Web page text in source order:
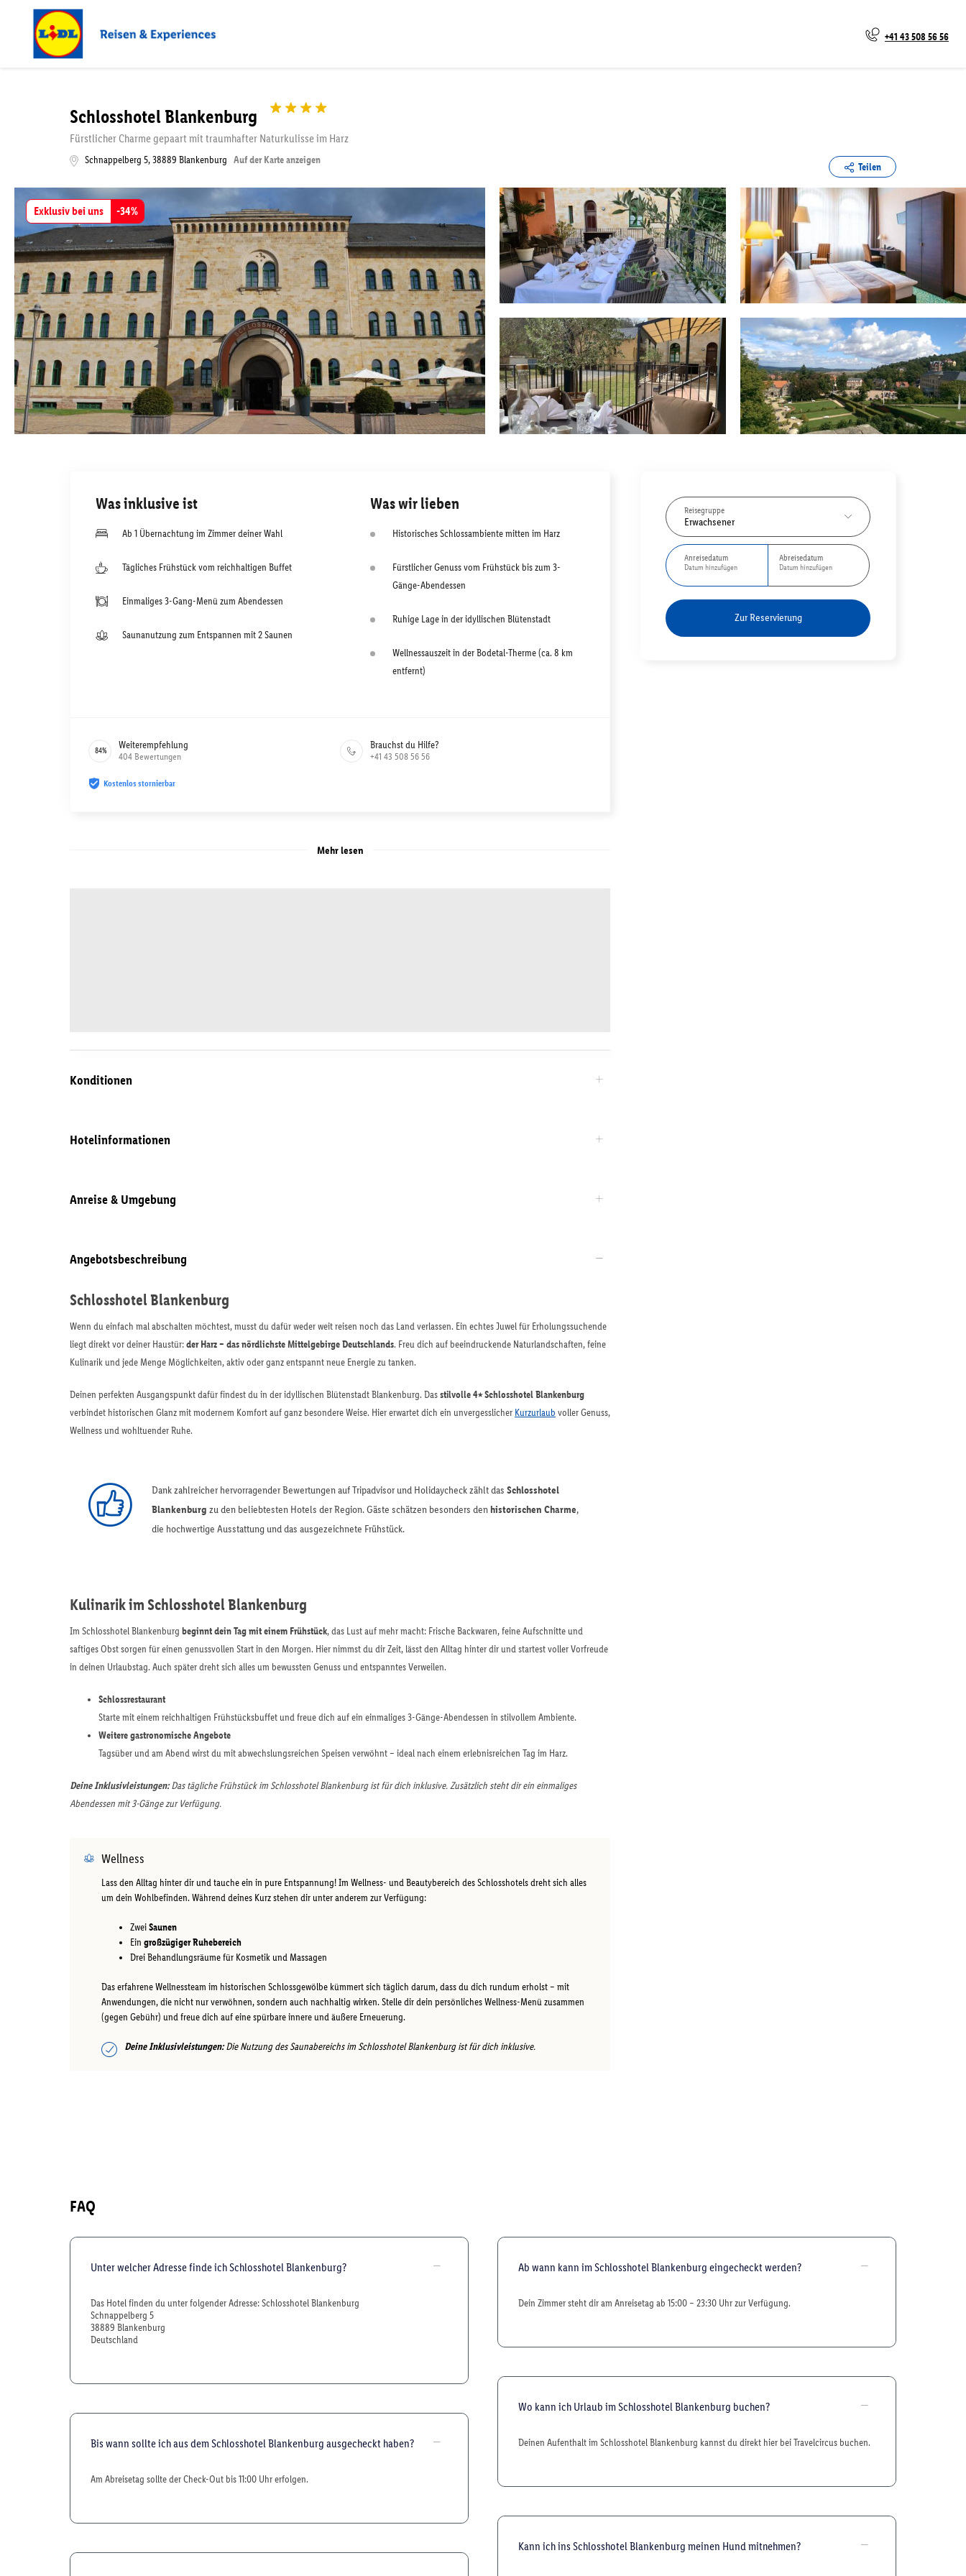
+41 43 508 56 56
Schlosshotel Blankenburg
Fürstlicher Charme gepaart mit traumhafter Naturkulisse im Harz
Schnappelberg 5,38889 Blankenburg Auf der Karte anzeigen
Teilen
Exklusiv bei uns -34%
Reisegruppe
Erwachsener
Anreisedatum
Datum hinzufügen
Abreisedatum
Datum hinzufügen
Zur Reservierung
Was inklusive ist
Ab 1 Übernachtung im Zimmer deiner Wahl
Tägliches Frühstück vom reichhaltigen Buffet
Einmaliges 3-Gang-Menü zum Abendessen
Saunanutzung zum Entspannen mit 2 Saunen
Was wir lieben
Historisches Schlossambiente mitten im Harz
Fürstlicher Genuss vom Frühstück bis zum 3-
Gänge-Abendessen
Ruhige Lage in der idyllischen Blütenstadt
Wellnessauszeit in der Bodetal-Therme (ca. 8 km
entfernt)
84% Weiterempfehlung
404 Bewertungen
Brauchst du Hilfe?
+41 43 508 56 56
Kostenlos stornierbar
Mehr lesen
Konditionen
Hotelinformationen
Anreise & Umgebung
Angebotsbeschreibung
Schlosshotel Blankenburg
Wenn du einfach mal abschalten möchtest, musst du dafür weder weit reisen noch das Land verlassen. Ein echtes Juwel für Erholungssuchende
liegt direkt vor deiner Haustür:der Harz – das nördlichste Mittelgebirge Deutschlands. Freu dich auf beeindruckende Naturlandschaften, feine
Kulinarik und jede Menge Möglichkeiten, aktiv oder ganz entspannt neue Energie zu tanken.
Deinen perfekten Ausgangspunkt dafür findest du in der idyllischen Blütenstadt Blankenburg. Dasstilvolle 4⭑ Schlosshotel Blankenburg
verbindet historischen Glanz mit modernem Komfort auf ganz besondere Weise. Hier erwartet dich ein unvergesslicher Kurzurlaub voller Genuss,
Wellness und wohltuender Ruhe.
Dank zahlreicher hervorragender Bewertungen auf Tripadvisor und Holidaycheck zählt das Schlosshotel
Blankenburg zu den beliebtesten Hotels der Region. Gäste schätzen besonders denhistorischen Charme,
die hochwertige Ausstattung und das ausgezeichnete Frühstück.
Kulinarik im Schlosshotel Blankenburg
Im Schlosshotel Blankenburg beginnt dein Tag mit einem Frühstück, das Lust auf mehr macht: Frische Backwaren, feine Aufschnitte und
saftiges Obst sorgen für einen genussvollen Start in den Morgen. Hier nimmst du dir Zeit, lässt den Alltag hinter dir und startest voller Vorfreude
in deinen Urlaubstag. Auch später dreht sich alles um bewussten Genuss und entspanntes Verweilen.
Schlossrestaurant
Starte mit einem reichhaltigen Frühstücksbuffet und freue dich auf ein einmaliges 3-Gänge-Abendessen in stilvollem Ambiente.
Weitere gastronomische Angebote
Tagsüber und am Abend wirst du mit abwechslungsreichen Speisen verwöhnt – ideal nach einem erlebnisreichen Tag im Harz.
Deine Inklusivleistungen:Das tägliche Frühstück im Schlosshotel Blankenburg ist für dich inklusive. Zusätzlich steht dir ein einmaliges
Abendessen mit 3-Gänge zur Verfügung.
Wellness
Lass den Alltag hinter dir und tauche ein in pure Entspannung! Im Wellness- und Beautybereich des Schlosshotels dreht sich alles
um dein Wohlbefinden. Während deines Kurz stehen dir unter anderem zur Verfügung:
ZweiSaunen
Ein großzügiger Ruhebereich
Drei Behandlungsräume für Kosmetik und Massagen
Das erfahrene Wellnessteam im historischen Schlossgewölbe kümmert sich täglich darum, dass du dich rundum erholst – mit
Anwendungen, die nicht nur verwöhnen, sondern auch nachhaltig wirken. Stelle dir dein persönliches Wellness-Menü zusammen
(gegen Gebühr) und freue dich auf eine spürbare innere und äußere Erneuerung.
Deine Inklusivleistungen:Die Nutzung des Saunabereichs im Schlosshotel Blankenburg ist für dich inklusive.
FAQ
Unter welcher Adresse finde ich Schlosshotel Blankenburg?
Das Hotel finden du unter folgender Adresse: Schlosshotel Blankenburg
Schnappelberg 5
38889 Blankenburg
Deutschland
Bis wann sollte ich aus dem Schlosshotel Blankenburg ausgecheckt haben?
Am Abreisetag sollte der Check-Out bis 11:00 Uhr erfolgen.
Ab wann kann im Schlosshotel Blankenburg eingecheckt werden?
Dein Zimmer steht dir am Anreisetag ab 15:00 – 23:30 Uhr zur Verfügung.
Wo kann ich Urlaub im Schlosshotel Blankenburg buchen?
Deinen Aufenthalt im Schlosshotel Blankenburg kannst du direkt hier bei Travelcircus buchen.
Kann ich ins Schlosshotel Blankenburg meinen Hund mitnehmen?